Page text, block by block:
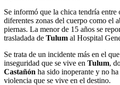
Se informó que la chica tendría entre
diferentes zonas del cuerpo como el
piernas. La menor de 15 años se
trasladada de Tulum al Hospital
Se trata de un incidente más en el
inseguridad que se vive en Tulum,
Castañón ha sido inoperante y no
violencia que se vive en el destino.